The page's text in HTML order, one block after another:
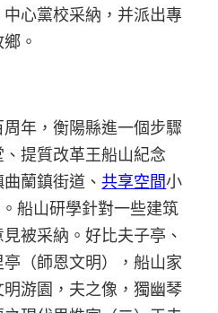
心黨校采納，并派出專
。
年，衡陽縣進一個步驟
提質改革王船山紀念
蘭鎮街道、共享空間小
船山研學針對一些建筑
被采納。好比夫子亭、
（師恩文明），船山家
游園，夫之像，獨幽琴